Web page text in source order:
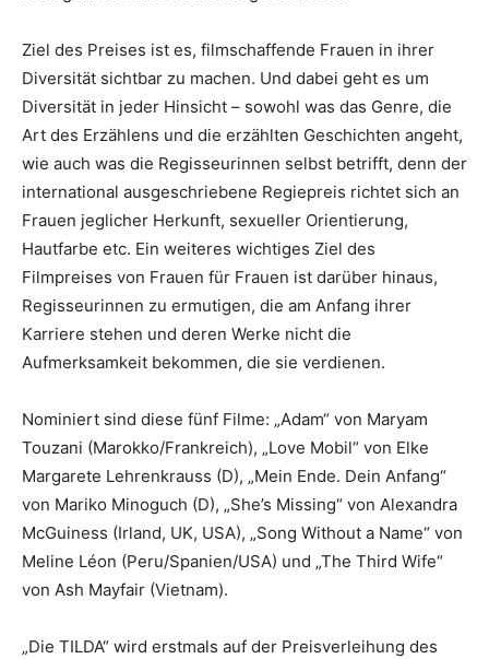
Ziel des Preises ist es, filmschaffende Frauen in ihrer
Diversität sichtbar zu machen. Und dabei geht es um
Diversität in jeder Hinsicht – sowohl was das Genre, die
Art des Erzählens und die erzählten Geschichten angeht,
wie auch was die Regisseurinnen selbst betrifft, denn der
international ausgeschriebene Regiepreis richtet sich an
Frauen jeglicher Herkunft, sexueller Orientierung,
Hautfarbe etc. Ein weiteres wichtiges Ziel des
Filmpreises von Frauen für Frauen ist darüber hinaus,
Regisseurinnen zu ermutigen, die am Anfang ihrer
Karriere stehen und deren Werke nicht die
Aufmerksamkeit bekommen, die sie verdienen.
Nominiert sind diese fünf Filme: „Adam“ von Maryam
Touzani (Marokko/Frankreich), „Love Mobil“ von Elke
Margarete Lehrenkrauss (D), „Mein Ende. Dein Anfang“
von Mariko Minoguch (D), „She’s Missing“ von Alexandra
McGuiness (Irland, UK, USA), „Song Without a Name“ von
Meline Léon (Peru/Spanien/USA) und „The Third Wife“
von Ash Mayfair (Vietnam).
„Die TILDA“ wird erstmals auf der Preisverleihung des